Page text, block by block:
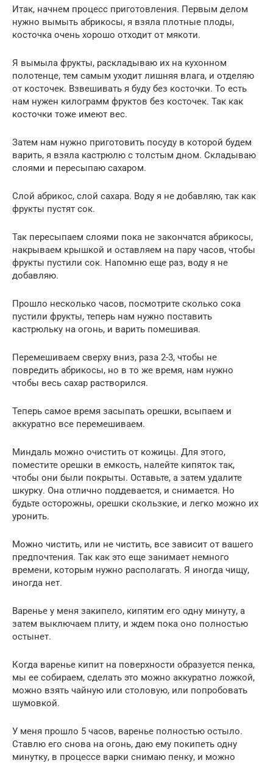
Итак, начнем процесс приготовления. Первым делом
нужно вымыть абрикосы, я взяла плотные плоды,
косточка очень хорошо отходит от мякоти.
Я вымыла фрукты, раскладываю их на кухонном
полотенце, тем самым уходит лишняя влага, и отделяю
от косточек. Взвешивать я буду без косточки. То есть
нам нужен килограмм фруктов без косточек. Так как
косточки тоже имеют вес.
Затем нам нужно приготовить посуду в которой будем
варить, я взяла кастрюлю с толстым дном. Складываю
слоями и пересыпаю сахаром.
Слой абрикос, слой сахара. Воду я не добавляю, так как
фрукты пустят сок.
Так пересыпаем слоями пока не закончатся абрикосы,
накрываем крышкой и оставляем на пару часов, чтобы
фрукты пустили сок. Напомню еще раз, воду я не
добавляю.
Прошло несколько часов, посмотрите сколько сока
пустили фрукты, теперь нам нужно поставить
кастрюльку на огонь, и варить помешивая.
Перемешиваем сверху вниз, раза 2-3, чтобы не
повредить абрикосы, но в то же время, нам нужно
чтобы весь сахар растворился.
Теперь самое время засыпать орешки, всыпаем и
аккуратно все перемешиваем.
Миндаль можно очистить от кожицы. Для этого,
поместите орешки в емкость, налейте кипяток так,
чтобы они были покрыты. Оставьте, а затем удалите
шкурку. Она отлично поддевается, и снимается. Но
будьте осторожны, орешки скользкие, и легко можно их
уронить.
Можно чистить, или не чистить, все зависит от вашего
предпочтения. Так как это еще занимает немного
времени, которым нужно располагать. Я иногда чищу,
иногда нет.
Варенье у меня закипело, кипятим его одну минуту, а
затем выключаем плиту, и ждем пока оно полностью
остынет.
Когда варенье кипит на поверхности образуется пенка,
мы ее собираем, сделать это можно аккуратно ложкой,
можно взять чайную или столовую, или попробовать
шумовкой.
У меня прошло 5 часов, варенье полностью остыло.
Ставлю его снова на огонь, даю ему покипеть одну
минутку, в процессе варки снимаю пенку, и можно